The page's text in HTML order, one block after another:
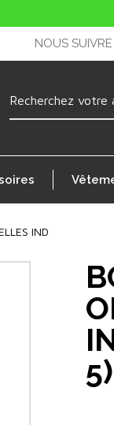
NOUS SUIVRE
IND